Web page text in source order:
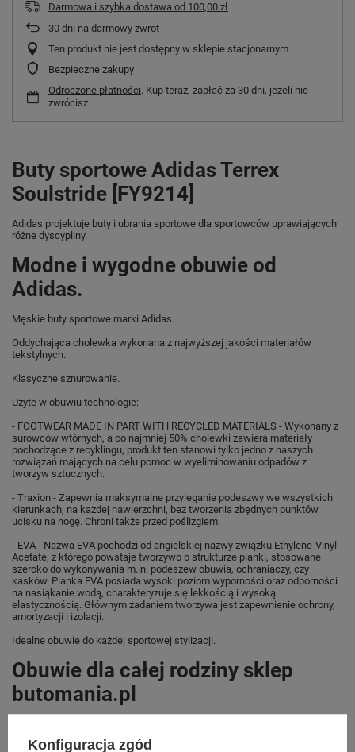
Darmowa i szybka dostawa od 100,00 zł
30 dni na darmowy zwrot
Ten produkt nie jest dostępny w sklepie stacjonarnym
Bezpieczne zakupy
Odroczone płatności. Kup teraz, zapłać za 30 dni, jeżeli nie
zwrócisz
Buty sportowe Adidas Terrex
Soulstride [FY9214]
Adidas projektuje buty i ubrania sportowe dla sportowców uprawiających
różne dyscypliny.
Modne i wygodne obuwie od
Adidas.
Męskie buty sportowe marki Adidas.
Oddychająca cholewka wykonana z najwyższej jakości materiałów
tekstylnych.
Klasyczne sznurowanie.
Użyte w obuwiu technologie:
- FOOTWEAR MADE IN PART WITH RECYCLED MATERIALS - Wykonany z
surowców wtórnych, a co najmniej 50% cholewki zawiera materiały
pochodzące z recyklingu, produkt ten stanowi tylko jedno z naszych
rozwiązań mających na celu pomoc w wyeliminowaniu odpadów z
tworzyw sztucznych.
- Traxion - Zapewnia maksymalne przyleganie podeszwy we wszystkich
kierunkach, na każdej nawierzchni, bez tworzenia zbędnych punktów
ucisku na nogę. Chroni także przed poślizgiem.
- EVA - Nazwa EVA pochodzi od angielskiej nazwy związku Ethylene-Vinyl
Acetate, z którego powstaje tworzywo o strukturze pianki, stosowane
szeroko do wykonywania m.in. podeszew obuwia, ochraniaczy, czy
kasków. Pianka EVA posiada wysoki poziom wyporności oraz odporności
na nasiąkanie wodą, charakteryzuje się lekkością i wysoką
elastycznością. Głównym zadaniem tworzywa jest zapewnienie ochrony,
amortyzacji i izolacji.
Idealne obuwie do każdej sportowej stylizacji.
Obuwie dla całej rodziny sklep
butomania.pl
40.5, 41, 42, 42.5, 43, 44, 44.5, 45, 46, 46.5, 47, 48, 48.5, 49.
Konfiguracja zgód